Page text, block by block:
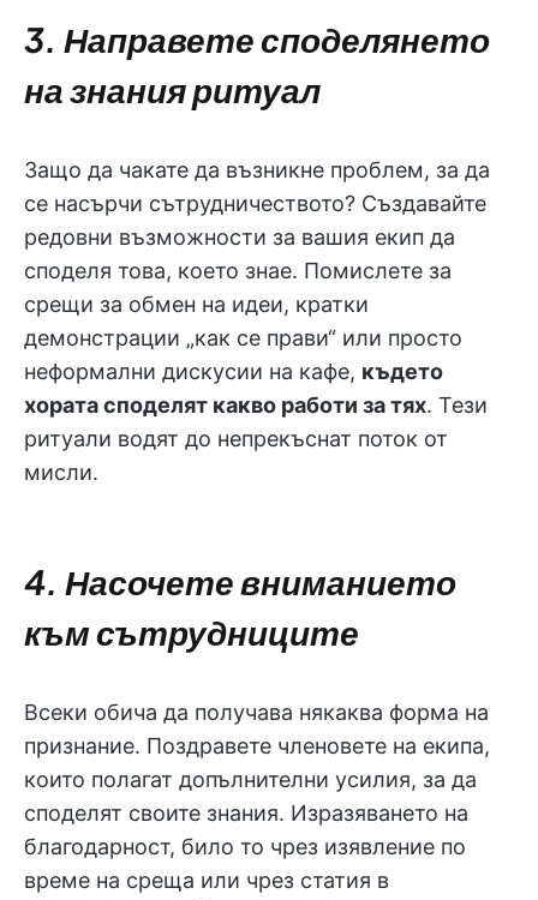
3. Направете споделянето
на знания ритуал
Защо да чакате да възникне проблем, за да
се насърчи сътрудничеството? Създавайте
редовни възможности за вашия екип да
споделя това, което знае. Помислете за
срещи за обмен на идеи, кратки
демонстрации „как се прави“ или просто
неформални дискусии на кафе, където
хората споделят какво работи за тях. Тези
ритуали водят до непрекъснат поток от
мисли.
4. Насочете вниманието
към сътрудниците
Всеки обича да получава някаква форма на
признание. Поздравете членовете на екипа,
които полагат допълнителни усилия, за да
споделят своите знания. Изразяването на
благодарност, било то чрез изявление по
време на среща или чрез статия в